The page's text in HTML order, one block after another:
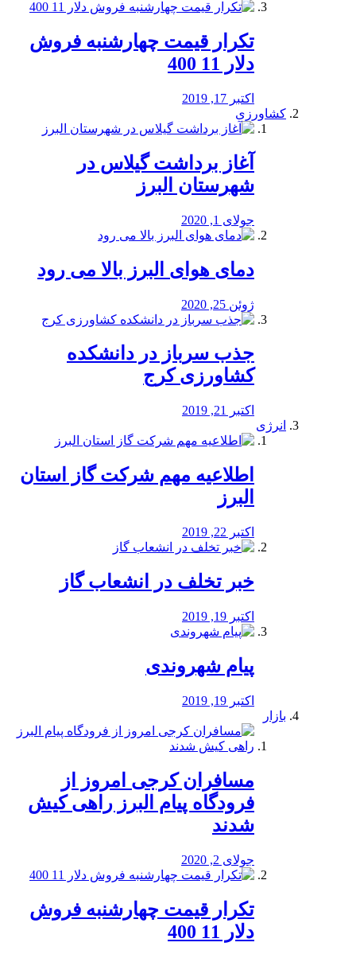
تکرار قیمت چهارشنبه فروش
دلار 11 400
اکتبر 17, 2019
کشاورزی
آغاز برداشت گیلاس در
شهرستان البرز
جولای 1, 2020
دمای هوای البرز بالا می رود
ژوئن 25, 2020
جذب سرباز در دانشکده
کشاورزی کرج
اکتبر 21, 2019
انرژی
️اطلاعیه مهم شرکت گاز استان
البرز
اکتبر 22, 2019
خبر تخلف در انشعاب گاز
اکتبر 19, 2019
پیام شهروندی
اکتبر 19, 2019
بازار
مسافران کرجی امروز از
فرودگاه پیام البرز راهی کیش
شدند
جولای 2, 2020
تکرار قیمت چهارشنبه فروش
دلار 11 400